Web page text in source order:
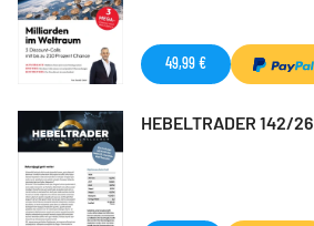
49,99 €
HEBELTRADER 142/26